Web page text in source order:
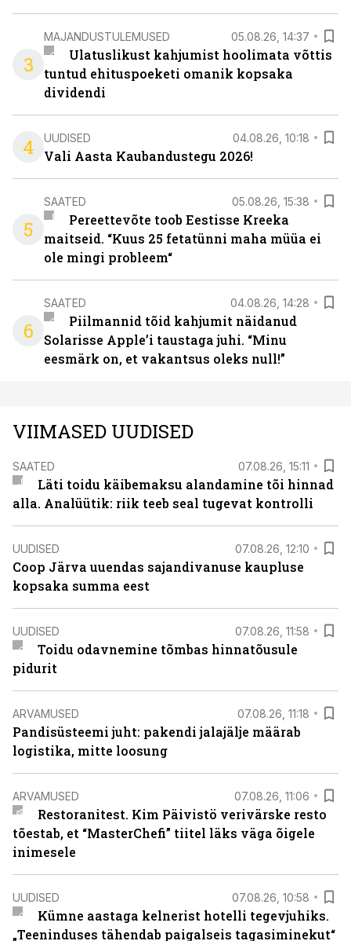
3
MAJANDUSTULEMUSED 05.08.26, 14:37
Ulatuslikust kahjumist hoolimata võttis
tuntud ehituspoeketi omanik kopsaka
dividendi
4 UUDISED 04.08.26, 10:18
Vali Aasta Kaubandustegu 2026!
5
SAATED 05.08.26, 15:38
Pereettevõte toob Eestisse Kreeka
maitseid. “Kuus 25 fetatünni maha müüa ei
ole mingi probleem“
6
SAATED 04.08.26, 14:28
Piilmannid tõid kahjumit näidanud
Solarisse Apple’i taustaga juhi. “Minu
eesmärk on, et vakantsus oleks null!”
VIIMASED UUDISED
SAATED 07.08.26, 15:11
Läti toidu käibemaksu alandamine tõi hinnad
alla. Analüütik: riik teeb seal tugevat kontrolli
UUDISED 07.08.26, 12:10
Coop Järva uuendas sajandivanuse kaupluse
kopsaka summa eest
UUDISED 07.08.26, 11:58
Toidu odavnemine tõmbas hinnatõusule
pidurit
ARVAMUSED 07.08.26, 11:18
Pandisüsteemi juht: pakendi jalajälje määrab
logistika, mitte loosung
ARVAMUSED 07.08.26, 11:06
Restoranitest. Kim Päivistö verivärske resto
tõestab, et “MasterChefi” tiitel läks väga õigele
inimesele
UUDISED 07.08.26, 10:58
Kümne aastaga kelnerist hotelli tegevjuhiks.
„Teeninduses tähendab paigalseis tagasiminekut“